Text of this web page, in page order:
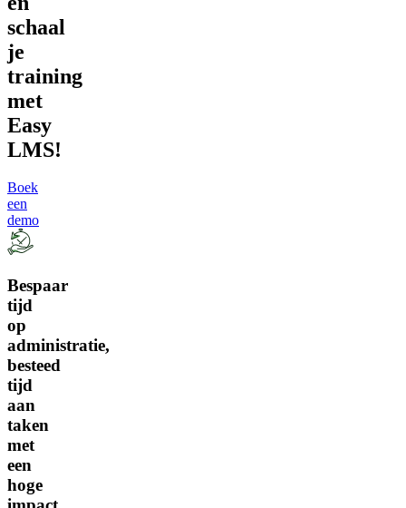
schaal
je
training
met
Easy
LMS!
Boek
een
demo
Bespaar
tijd
op
administratie,
besteed
tijd
aan
taken
met
een
hoge